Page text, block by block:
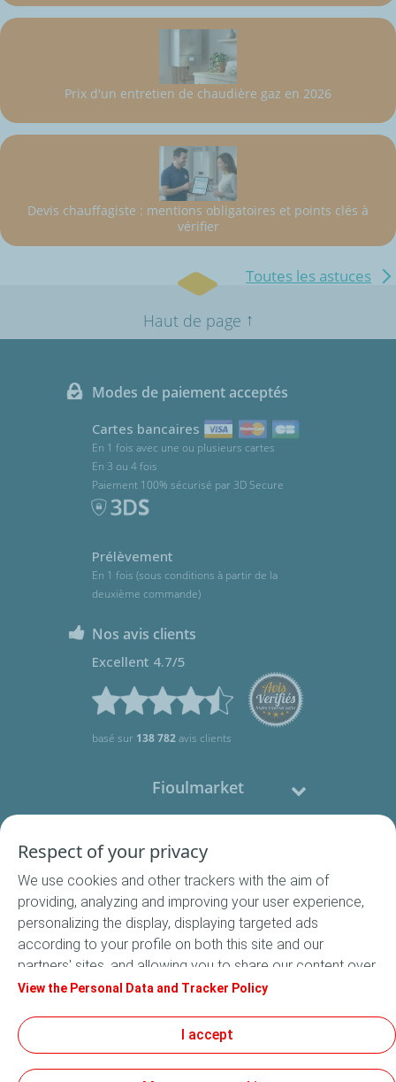
Prix d'un entretien de chaudière gaz en 2026
Devis chauffagiste : mentions obligatoires et points clés à
vérifier
Toutes les astuces
Haut de page ↑
Modes de paiement acceptés
Cartes bancaires
En 1 fois avec une ou plusieurs cartes
En 3 ou 4 fois
Paiement 100% sécurisé par 3D Secure
Prélèvement
En 1 fois (sous conditions à partir de la
deuxième commande)
Nos avis clients
Excellent 4.7/5
basé sur 138 782avis clients
Fioulmarket
Nous contacter
Suivez-nous
Conditions Générales de Vente
Respect of your privacy
We use cookies and other trackers with the aim of
providing, analyzing and improving your user experience,
personalizing the display, displaying targeted ads
according to your profile on both this site and our
partners' sites, and allowing you to share our content over
social media. In accordance with French legislation,
default. You can change your cookie settings at any time
by clicking on the "Manage my cookies" button. By clicking
on the "Accept" button, you agree that we may store all
View the Personal Data and Tracker Policy
I accept